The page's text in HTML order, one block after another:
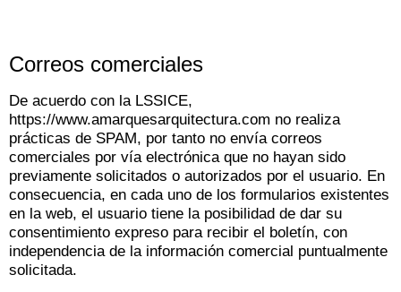
Correos comerciales
De acuerdo con la LSSICE,
https://www.amarquesarquitectura.com no realiza
prácticas de SPAM, por tanto no envía correos
comerciales por vía electrónica que no hayan sido
previamente solicitados o autorizados por el usuario. En
consecuencia, en cada uno de los formularios existentes
en la web, el usuario tiene la posibilidad de dar su
consentimiento expreso para recibir el boletín, con
independencia de la información comercial puntualmente
solicitada.